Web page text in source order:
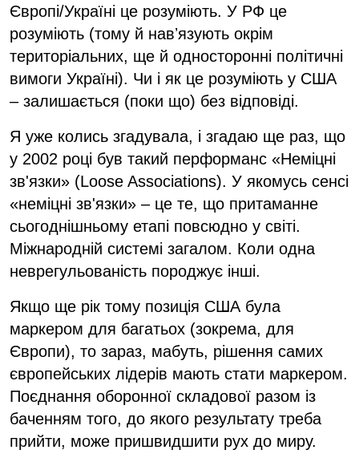
Європі/Україні це розуміють. У РФ це
розуміють (тому й навʼязують окрім
територіальних, ще й односторонні політичні
вимоги Україні). Чи і як це розуміють у США
– залишається (поки що) без відповіді.
Я уже колись згадувала, і згадаю ще раз, що
у 2002 році був такий перформанс «Неміцні
зв'язки» (Loose Associations). У якомусь сенсі
«неміцні зв'язки» – це те, що притаманне
сьогоднішньому етапі повсюдно у світі.
Міжнародній системі загалом. Коли одна
неврегульованість породжує інші.
Якщо ще рік тому позиція США була
маркером для багатьох (зокрема, для
Європи), то зараз, мабуть, рішення самих
європейських лідерів мають стати маркером.
Поєднання оборонної складової разом із
баченням того, до якого результату треба
прийти, може пришвидшити рух до миру.